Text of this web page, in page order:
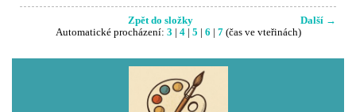
Další →
Zpět do složky
Automatické procházení: 3 4| 5 6 7(čas ve vteřinách)